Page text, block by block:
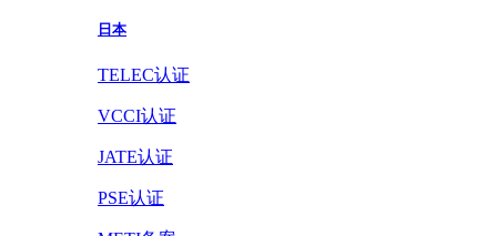
日本
TELEC认证
VCCI认证
JATE认证
PSE认证